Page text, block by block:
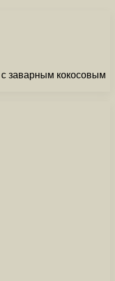
заварным кокосовым